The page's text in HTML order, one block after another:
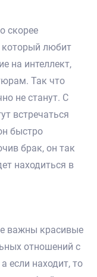
скорее
который любит
на интеллект,
Так что
не станут. С
встречаться
быстро
брак, он так
находиться в
важны красивые
отношений с
если находит, то